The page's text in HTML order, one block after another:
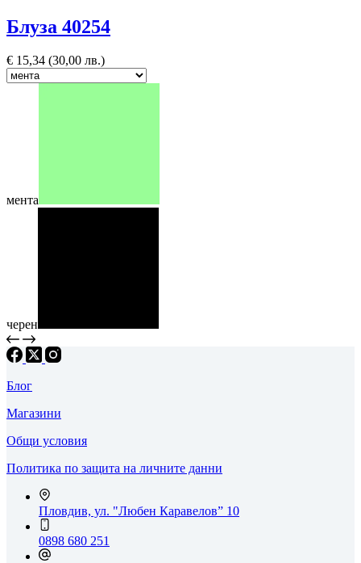
Блуза 40254
€ 15,34 (30,00 лв.)
мента
черен
Блог
Магазини
Общи условия
Политика по защита на личните данни
Пловдив, ул. "Любен Каравелов” 10
0898 680 251